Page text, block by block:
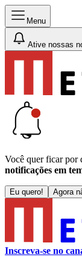
Menu
Ative nossas
Você quer ficar por
notificações em
Eu quero! Agora
Inscreva-se no